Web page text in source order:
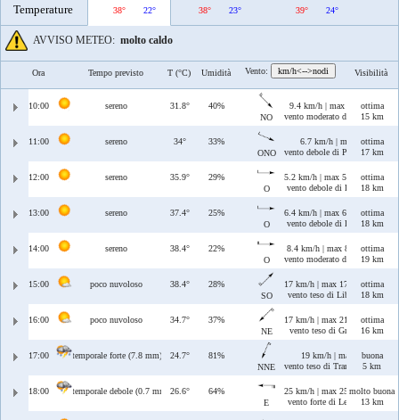
Temperature 38° 22° 38° 23° 39° 24°
AVVISO METEO: molto caldo
Ora Tempo previsto T (°C) Umidità Vento: km/h<-->nodi Visibilità
10:00 sereno 31.8°
40%
NO
9.4 km/h | max 9.4 km/h
vento moderato di Maestrale
ottima
15 km
11:00 sereno 34°
33%
ONO
6.7 km/h | max 6.7 km/h
vento debole di Ponente/
ottima
17 km
12:00 sereno 35.9°
29%
O
5.2 km/h | max 5.2 km/h
vento debole di Ponente
ottima
18 km
13:00 sereno 37.4°
25%
O
6.4 km/h | max 6.4 km/h
vento debole di Ponente
ottima
18 km
14:00 sereno 38.4°
22%
O
8.4 km/h | max 8.7 km/h
vento moderato di Ponente
ottima
19 km
15:00 poco nuvoloso 38.4°
28%
SO
17 km/h | max 17 km/h
vento teso di Libeccio
ottima
18 km
16:00 poco nuvoloso 34.7°
37%
NE
17 km/h | max 21 km/h
vento teso di Grecale
ottima
16 km
17:00 temporale forte (7.8 mm) 24.7°
81%
NNE
19 km/h | max 29 km/h
vento teso di Tramontana/
buona
5 km
18:00 temporale debole (0.7 mm) 26.6°
64%
E
25 km/h | max 25 km/h
vento forte di Levante
molto buona
13 km